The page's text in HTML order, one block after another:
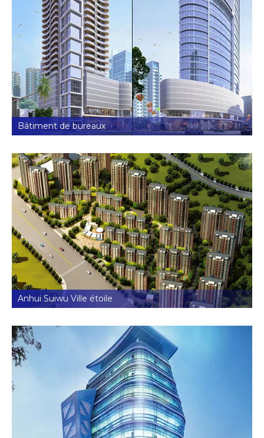
Bâtiment de bureaux
Anhui Suiwu Ville étoile